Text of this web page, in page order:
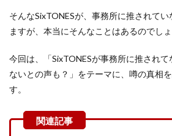
そんなSixTONESが、事務所に推されて
ますが、本当にそんなことはあるのでし
今回は、「SixTONESが事務所に推されて
ないとの声も？」をテーマに、噂の真相
す。